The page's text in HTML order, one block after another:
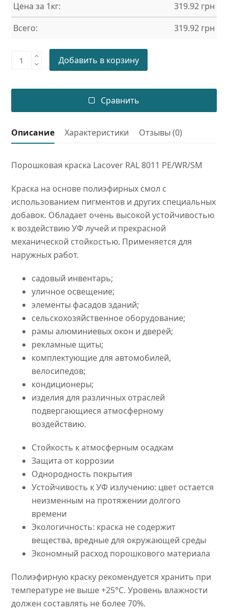
Цена за 1кг: 319.92 грн
Всего:
319.92 грн
Порошковая
8011
quantity
Добавить в корзину
Сравнить
Описание Характеристики Отзывы (0)
Порошковая краска Lacover RAL 8011 PE/WR/SM
Краска на основе полиэфирных смол с
использованием пигментов и других специальных
добавок. Обладает очень высокой устойчивостью
к воздействию УФ лучей и прекрасной
механической стойкостью. Применяется для
наружных работ.
садовый инвентарь;
уличное освещение;
элементы фасадов зданий;
сельскохозяйственное оборудование;
рамы алюминиевых окон и дверей;
рекламные щиты;
комплектующие для автомобилей,
велосипедов;
кондиционеры;
изделия для различных отраслей
подвергающиеся атмосферному
воздействию.
Стойкость к атмосферным осадкам
Защита от коррозии
Однородность покрытия
Устойчивость к УФ излучению: цвет остается
неизменным на протяжении долгого
времени
Экологичность: краска не содержит
вещества, вредные для окружающей среды
Экономный расход порошкового материала
Полиэфирную краску рекомендуется хранить при
температуре не выше +25°C. Уровень влажности
должен составлять не более 70%.